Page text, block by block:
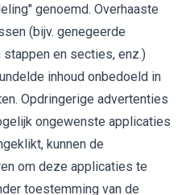
genoemd. Overhaaste
(bijv. genegeerde
en secties, enz.)
inhoud onbedoeld in
Opdringerige advertenties
ongewenste applicaties
kunnen de
om deze applicaties te
toestemming van de